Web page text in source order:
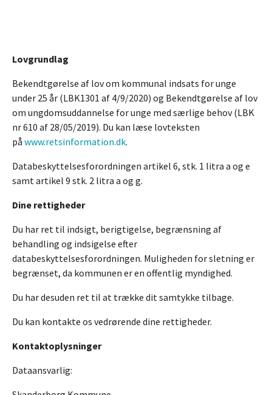
Lovgrundlag
Bekendtgørelse af lov om kommunal indsats for unge
under 25 år (LBK1301 af 4/9/2020) og Bekendtgørelse af lov
om ungdomsuddannelse for unge med særlige behov (LBK
nr 610 af 28/05/2019). Du kan læse lovteksten
på www.retsinformation.dk.
Databeskyttelsesforordningen artikel 6, stk. 1 litra a og e
samt artikel 9 stk. 2 litra a og g.
Dine rettigheder
Du har ret til indsigt, berigtigelse, begrænsning af
behandling og indsigelse efter
databeskyttelsesforordningen. Muligheden for sletning er
begrænset, da kommunen er en offentlig myndighed.
Du har desuden ret til at trække dit samtykke tilbage.
Du kan kontakte os vedrørende dine rettigheder.
Kontaktoplysninger
Dataansvarlig: